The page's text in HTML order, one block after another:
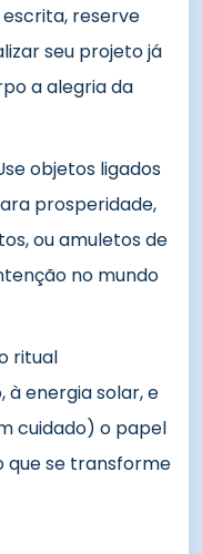
escrita, reserve
seu projeto já
a alegria da
objetos ligados
prosperidade,
ou amuletos de
no mundo
ritual
à energia solar, e
cuidado) o papel
que se transforme